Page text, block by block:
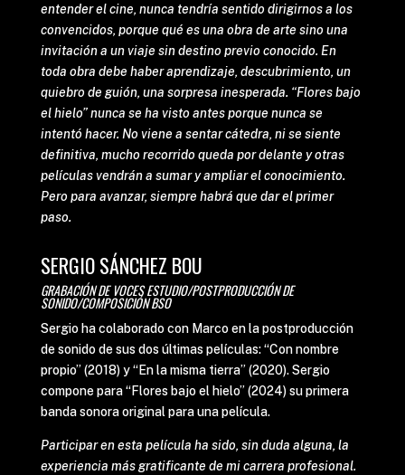
entender el cine, nunca tendría sentido dirigirnos a los
convencidos, porque qué es una obra de arte sino una
invitación a un viaje sin destino previo conocido. En
toda obra debe haber aprendizaje, descubrimiento, un
quiebro de guión, una sorpresa inesperada. “Flores bajo
el hielo” nunca se ha visto antes porque nunca se
intentó hacer. No viene a sentar cátedra, ni se siente
definitiva, mucho recorrido queda por delante y otras
películas vendrán a sumar y ampliar el conocimiento.
Pero para avanzar, siempre habrá que dar el primer
paso.
SERGIO SÁNCHEZ BOU
GRABACIÓN DE VOCES ESTUDIO/POSTPRODUCCIÓN DE
SONIDO/COMPOSICIÓN BSO
Sergio ha colaborado con Marco en la postproducción
de sonido de sus dos últimas películas: “Con nombre
propio” (2018) y “En la misma tierra” (2020). Sergio
compone para “Flores bajo el hielo” (2024) su primera
banda sonora original para una película.
Participar en esta película ha sido, sin duda alguna, la
experiencia más gratificante de mi carrera profesional.